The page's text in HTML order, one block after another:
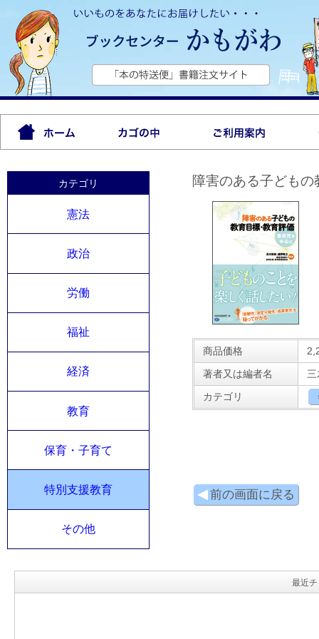
カテゴリ
憲法
政治
労働
福祉
経済
教育
保育・子育て
特別支援教育
その他
障害のある子ども
商品価格
著者又は編者名
カテゴリ
前の画面に戻る
最近